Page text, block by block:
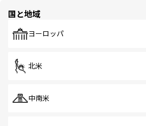
で、ホーカーズは地元の風情を楽
国と地域
ヨーロッパ
北米
中南米